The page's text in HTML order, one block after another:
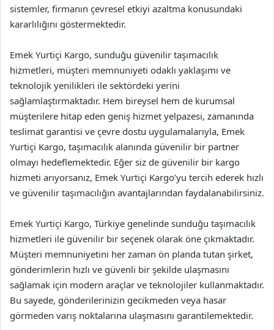
sistemler, firmanın çevresel etkiyi azaltma konusundaki
kararlılığını göstermektedir.
Emek Yurtiçi Kargo, sunduğu güvenilir taşımacılık
hizmetleri, müşteri memnuniyeti odaklı yaklaşımı ve
teknolojik yenilikleri ile sektördeki yerini
sağlamlaştırmaktadır. Hem bireysel hem de kurumsal
müşterilere hitap eden geniş hizmet yelpazesi, zamanında
teslimat garantisi ve çevre dostu uygulamalarıyla, Emek
Yurtiçi Kargo, taşımacılık alanında güvenilir bir partner
olmayı hedeflemektedir. Eğer siz de güvenilir bir kargo
hizmeti arıyorsanız, Emek Yurtiçi Kargo’yu tercih ederek hızlı
ve güvenilir taşımacılığın avantajlarından faydalanabilirsiniz.
Emek Yurtiçi Kargo, Türkiye genelinde sunduğu taşımacılık
hizmetleri ile güvenilir bir seçenek olarak öne çıkmaktadır.
Müşteri memnuniyetini her zaman ön planda tutan şirket,
gönderimlerin hızlı ve güvenli bir şekilde ulaşmasını
sağlamak için modern araçlar ve teknolojiler kullanmaktadır.
Bu sayede, gönderilerinizin gecikmeden veya hasar
görmeden varış noktalarına ulaşmasını garantilemektedir.